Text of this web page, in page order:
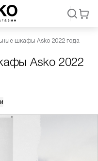
шкафы Asko 2022 года
Asko 2022